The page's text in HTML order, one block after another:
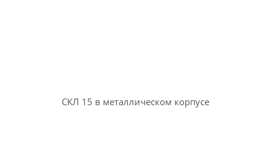
СКЛ 15 в металлическом корпусе